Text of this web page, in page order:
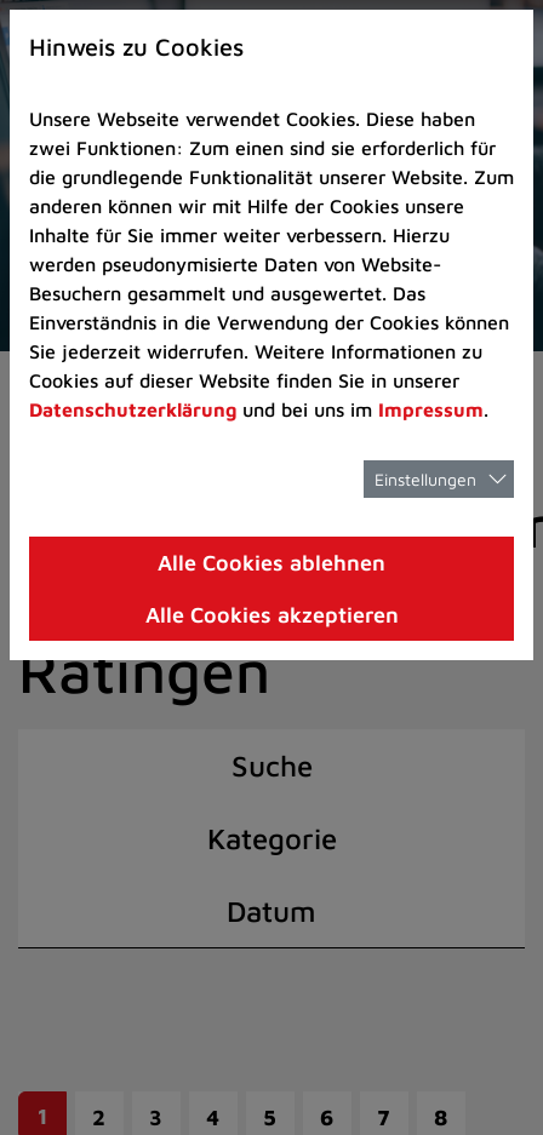
Zur
Startseite
Zum
Seitenanfang
springen
(Schnelltaste
A)
Zur
Navigation/Menü
springen
(Schnelltaste
M)
Zur
8)
I)
Aktuelles Pressemitteilungen
der Stadt
Ratingen
Suche
Kategorie
Datum
1 2 3 4 5 6 7
8
Hinweis zu Cookies
Unsere Webseite verwendet Cookies. Diese haben
zwei Funktionen: Zum einen sind sie erforderlich für
die grundlegende Funktionalität unserer Website. Zum
anderen können wir mit Hilfe der Cookies unsere
Inhalte für Sie immer weiter verbessern. Hierzu
werden pseudonymisierte Daten von Website-
Besuchern gesammelt und ausgewertet. Das
Einverständnis in die Verwendung der Cookies können
Sie jederzeit widerrufen. Weitere Informationen zu
Cookies auf dieser Website finden Sie in unserer
Datenschutzerklärung und bei uns im Impressum.
Einstellungen
Alle Cookies ablehnen
Alle Cookies akzeptieren